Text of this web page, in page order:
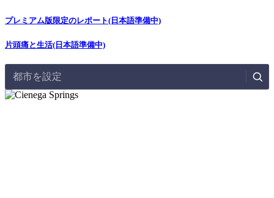
プレミアム版限定のレポート(日本語準備中)
片頭痛と生活(日本語準備中)
都市を設定